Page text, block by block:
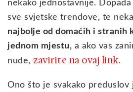
nekako jednostavnije.
sve svjetske trendove, te
najbolje od domaćih i stranih
jednom mjestu, a ako vas
nude, zavirite na ovaj link.
Ono što je svakako preduslov